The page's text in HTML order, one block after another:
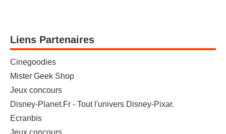
Liens Partenaires
Cinegoodies
Mister Geek Shop
Jeux concours
Disney-Planet.Fr - Tout l'univers Disney-Pixar.
Ecranbis
Jeux concours